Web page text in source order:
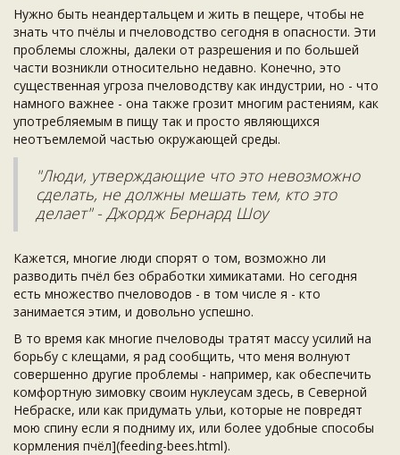
Нужно быть неандертальцем и жить в пещере, чтобы не
знать что пчёлы и пчеловодство сегодня в опасности. Эти
проблемы сложны, далеки от разрешения и по большей
части возникли относительно недавно. Конечно, это
существенная угроза пчеловодству как индустрии, но - что
намного важнее - она также грозит многим растениям, как
употребляемым в пищу так и просто являющихся
неотъемлемой частью окружающей среды.
"Люди, утверждающие что это невозможно
сделать, не должны мешать тем, кто это
делает" - Джордж Бернард Шоу
Кажется, многие люди спорят о том, возможно ли
разводить пчёл без обработки химикатами. Но сегодня
есть множество пчеловодов - в том числе я - кто
занимается этим, и довольно успешно.
В то время как многие пчеловоды тратят массу усилий на
борьбу с клещами, я рад сообщить, что меня волнуют
совершенно другие проблемы - например, как обеспечить
комфортную зимовку своим нуклеусам здесь, в Северной
Небраске, или как придумать ульи, которые не повредят
мою спину если я подниму их, или более удобные способы
кормления пчёл](feeding-bees.html).